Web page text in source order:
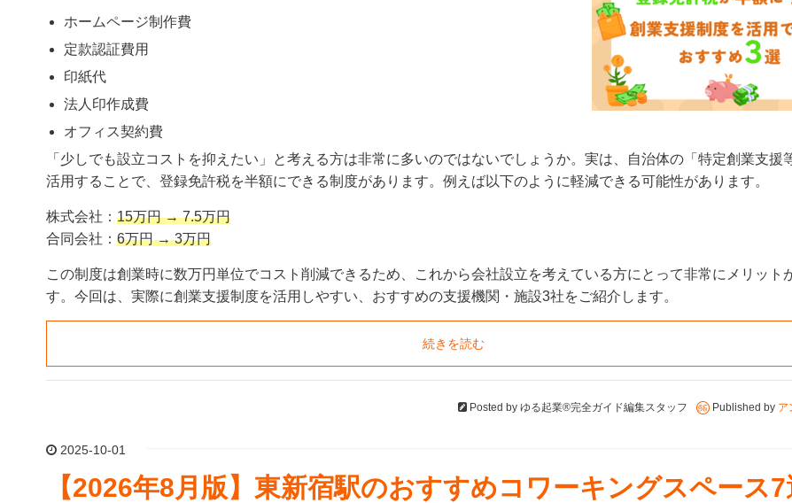
ホームページ制作費
定款認証費用
印紙代
法人印作成費
オフィス契約費
「少しでも設立コストを抑えたい」と考える方は非常に多いのではないでしょうか。実は、自治体の「特定創業支援
活用することで、登録免許税を半額にできる制度があります。例えば以下のように軽減できる可能性があります。
株式会社： 15万円 → 7.5万円
合同会社： 6万円 → 3万円
この制度は創業時に数万円単位でコスト削減できるため、これから会社設立を考えている方にとって非常にメリット
す。今回は、実際に創業支援制度を活用しやすい、おすすめの支援機関・施設3社をご紹介します。
続きを読む
Posted by ゆる起業®完全ガイド編集スタッフ Published by ア
2025-10-01
【2026年8月版】東新宿駅のおすすめコワーキングスペース7